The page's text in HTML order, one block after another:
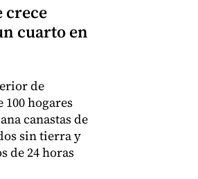
crece
cuarto en
de
hogares
canastas de
sin tierra y
de 24 horas